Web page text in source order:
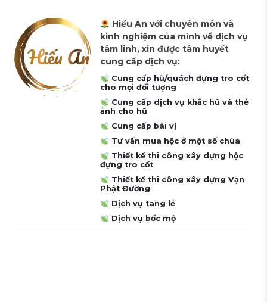
Hiếu An với chuyên môn và
kinh nghiệm của mình về dịch vụ
tâm linh, xin được tâm huyết
cung cấp dịch vụ:
Cung cấp hũ/quách đựng tro cốt
cho mọi đối tượng
Cung cấp dịch vụ khắc hũ và thẻ
ảnh cho hũ
Cung cấp bài vị
Tư vấn mua hộc ở một số chùa
Thiết kế thi công xây dựng hộc
đựng tro cốt
Thiết kế thi công xây dựng Vạn
Phật Đường
Dịch vụ tang lễ
Dịch vụ bốc mộ